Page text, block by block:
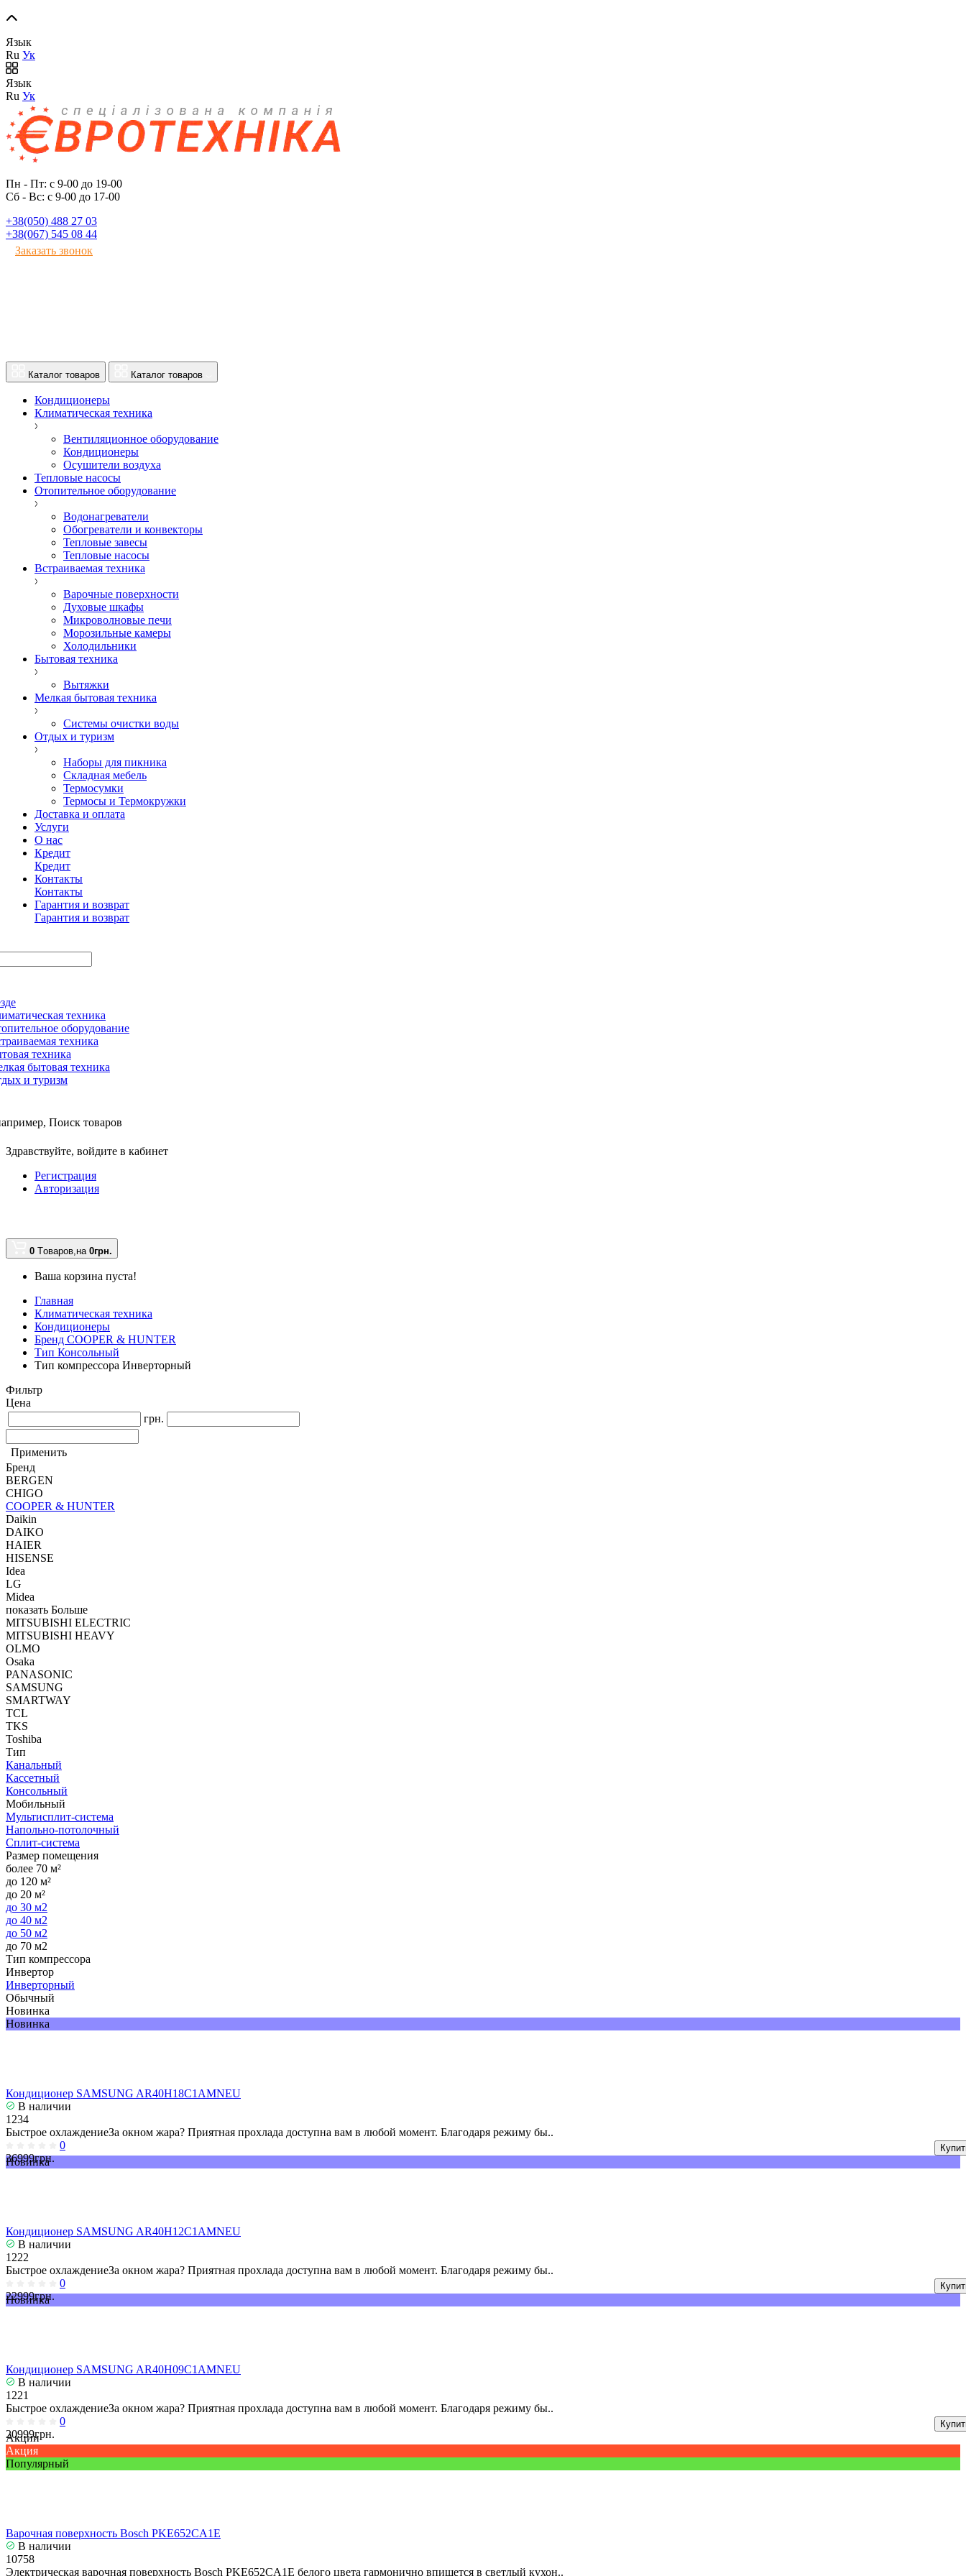
Язык
Ru Ук
Язык
Ru Ук
Пн - Пт: с 9-00 до 19-00
Сб - Вс: с 9-00 до 17-00
+38(050) 488 27 03
+38(067) 545 08 44
Заказать звонок
Каталог товаров Каталог товаров
Кондиционеры
Климатическая техника
Вентиляционное оборудование
Кондиционеры
Осушители воздуха
Тепловые насосы
Отопительное оборудование
Водонагреватели
Обогреватели и конвекторы
Тепловые завесы
Тепловые насосы
Встраиваемая техника
Варочные поверхности
Духовые шкафы
Микроволновые печи
Морозильные камеры
Холодильники
Бытовая техника
Вытяжки
Мелкая бытовая техника
Системы очистки воды
Отдых и туризм
Наборы для пикника
Складная мебель
Термосумки
Термосы и Термокружки
Доставка и оплата
Услуги
О нас
Кредит
Кредит
Контакты
Контакты
Гарантия и возврат
Гарантия и возврат
техника
оборудование
техника
техника
бытовая техника
и туризм
Поиск товаров
Здравствуйте, войдите в кабинет
Регистрация
Авторизация
0 Tоваров,на 0грн.
Ваша корзина пуста!
Главная
Климатическая техника
Кондиционеры
Бренд COOPER & HUNTER
Тип Консольный
Тип компрессора Инверторный
Фильтр
Цена
грн.
Применить
Бренд
BERGEN
CHIGO
COOPER & HUNTER
Daikin
DAIKO
HAIER
HISENSE
Idea
LG
Midea
показать Больше
MITSUBISHI ELECTRIC
MITSUBISHI HEAVY
OLMO
Osaka
PANASONIC
SAMSUNG
SMARTWAY
TCL
TKS
Toshiba
Тип
Канальный
Кассетный
Консольный
Мобильный
Мультисплит-система
Напольно-потолочный
Сплит-система
Размер помещения
более 70 м²
до 120 м²
до 20 м²
до 30 м2
до 40 м2
до 50 м2
до 70 м2
Тип компрессора
Инвертор
Инверторный
Обычный
Новинка
Новинка
Кондиционер SAMSUNG AR40H18C1AMNEU
В наличии
1234
Быстрое охлаждениеЗа окном жара? Приятная прохлада доступна вам в любой момент. Благодаря режиму бы..
0
36999грн.
Новинка
Кондиционер SAMSUNG AR40H12C1AMNEU
В наличии
1222
Быстрое охлаждениеЗа окном жара? Приятная прохлада доступна вам в любой момент. Благодаря режиму бы..
0
22999грн.
Новинка
Кондиционер SAMSUNG AR40H09C1AMNEU
В наличии
1221
Быстрое охлаждениеЗа окном жара? Приятная прохлада доступна вам в любой момент. Благодаря режиму бы..
0
20999грн.
Акции
Акция
Популярный
Варочная поверхность Bosch PKE652CA1E
В наличии
10758
Электрическая варочная поверхность Bosch PKE652CA1E белого цвета гармонично впишется в светлый кухон..